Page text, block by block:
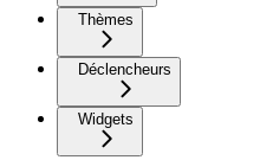
Thèmes
Déclencheurs
Widgets